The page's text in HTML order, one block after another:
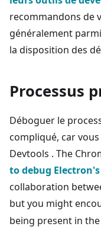
recommandons de
généralement
la disposition des
Processus
Déboguer le
compliqué, car
Devtools . The
to debug
collaboration
but you might
being present in